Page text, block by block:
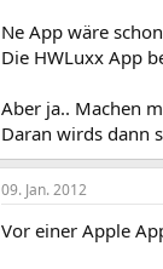
Ne App wäre
Die HWLuxx App
Aber ja.. Machen
Daran wirds dann
09. Jan. 2012
Vor einer Apple